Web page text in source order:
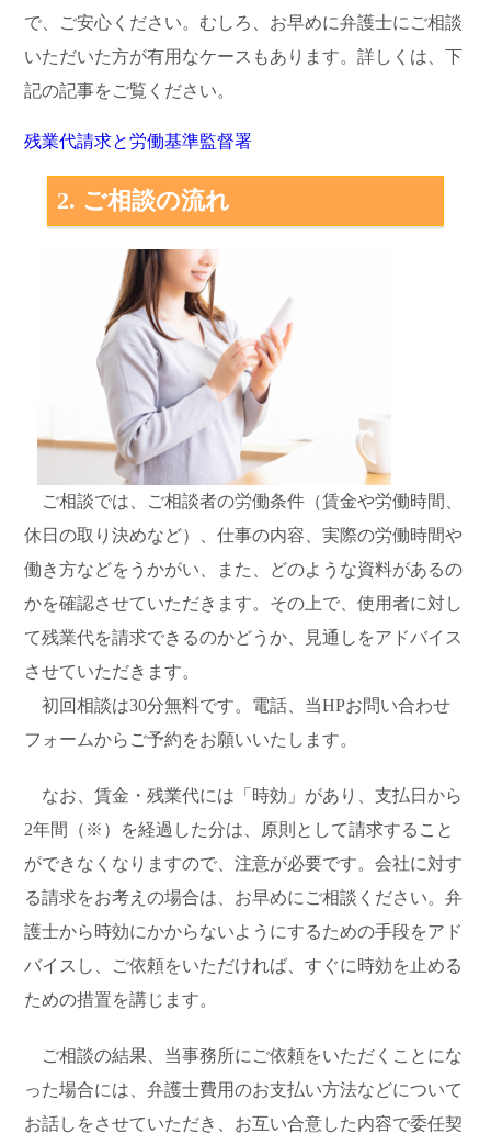
で、ご安心ください。むしろ、お早めに弁護士にご相談
いただいた方が有用なケースもあります。詳しくは、下
記の記事をご覧ください。
残業代請求と労働基準監督署
2. ご相談の流れ
ご相談では、ご相談者の労働条件（賃金や労働時間、
休日の取り決めなど）、仕事の内容、実際の労働時間や
働き方などをうかがい、また、どのような資料があるの
かを確認させていただきます。その上で、使用者に対し
て残業代を請求できるのかどうか、見通しをアドバイス
させていただきます。
初回相談は30分無料です。電話、当HPお問い合わせ
フォームからご予約をお願いいたします。
なお、賃金・残業代には「時効」があり、支払日から
2年間（※）を経過した分は、原則として請求すること
ができなくなりますので、注意が必要です。会社に対す
る請求をお考えの場合は、お早めにご相談ください。弁
護士から時効にかからないようにするための手段をアド
バイスし、ご依頼をいただければ、すぐに時効を止める
ための措置を講じます。
ご相談の結果、当事務所にご依頼をいただくことにな
った場合には、弁護士費用のお支払い方法などについて
お話しをさせていただき、お互い合意した内容で委任契